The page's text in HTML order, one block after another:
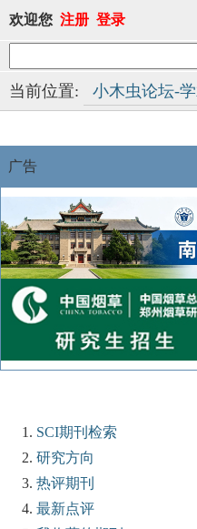
欢迎您 注册 登录
当前位置: 小木虫论坛-
广告
SCI期刊检索
研究方向
热评期刊
最新点评